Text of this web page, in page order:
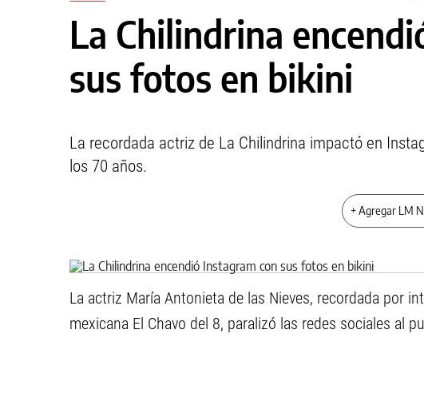
La Chilindrina
sus fotos en bikini
La recordada actriz de La Chilindrina impactó en
los 70 años.
+ Agregar LM
La actriz María Antonieta de las Nieves, recordada por
mexicana El Chavo del 8, paralizó las redes sociales al